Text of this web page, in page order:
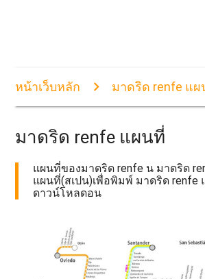
หน้าเว็บหลัก มาดริด renfe แผ
มาดริด renfe แผนที่
แผนที่ของมาดริด renfe น มาดริด
แผนที่(สเปน)เพื่อพิมพ์ มาดริด renfe
ดาวน์โหลดอน